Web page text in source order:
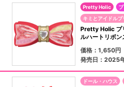
Pretty Holic
キミとアイドル
Pretty Holic プ
ルハートリボ
価格：1,650円
発売日：2025
ドール・ハウス